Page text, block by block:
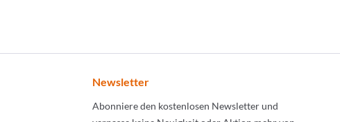
Newsletter
Abonniere den kostenlosen Newsletter und